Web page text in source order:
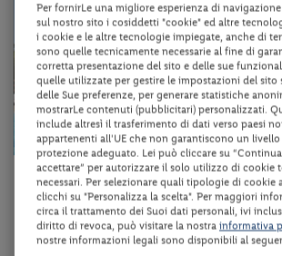
Puglia - Vieste (FG)
VILLAGGIO SANTO STEFANO
affitto + tessera club + animazione + utilizzo della
Per fornirLe una migliore esperienza di
sul nostro sito i cosiddetti "cookie" ed altre
i cookie e le altre tecnologie impiegate, anche di
sono quelle tecnicamente necessarie al fine di
corretta presentazione del sito e delle sue
quelle utilizzate per gestire le impostazioni del sito
delle Sue preferenze, per generare statistiche
mostrarLe contenuti (pubblicitari) personalizzati.
include altresì il trasferimento di dati verso paesi
appartenenti all'UE che non garantiscono un livello
protezione adeguato. Lei può cliccare su
accettare” per autorizzare il solo utilizzo di cookie
necessari. Per selezionare quali tipologie di cookie
clicchi su "Personalizza la scelta". Per maggiori
circa il trattamento dei Suoi dati personali, ivi
diritto di revoca, può visitare la nostra informativa
nostre informazioni legali sono disponibili al